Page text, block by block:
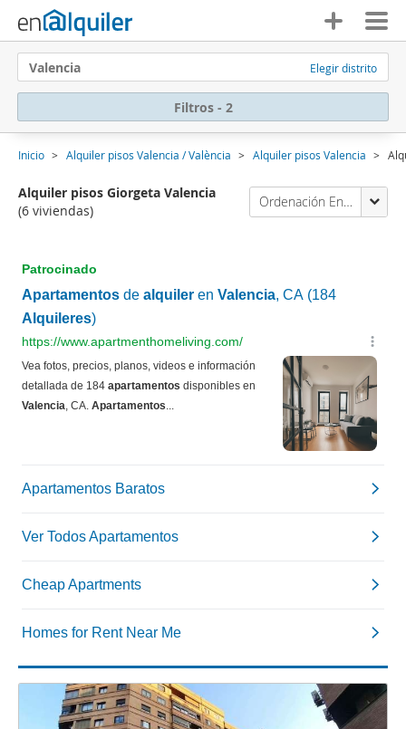
Valencia Elegir distrito
Filtros - 2
Inicio Alquiler pisos Valencia / València Alquiler pisos Valencia
Alquiler pisos Giorgeta Valencia
(6 viviendas)
Ordenación Enalquiler